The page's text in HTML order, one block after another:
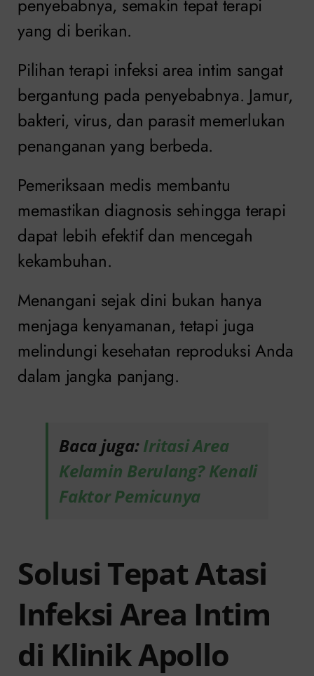
penyebabnya, semakin tepat terapi
yang di berikan.
Pilihan terapi infeksi area intim sangat
bergantung pada penyebabnya. Jamur,
bakteri, virus, dan parasit memerlukan
penanganan yang berbeda.
Pemeriksaan medis membantu
memastikan diagnosis sehingga terapi
dapat lebih efektif dan mencegah
kekambuhan.
Menangani sejak dini bukan hanya
menjaga kenyamanan, tetapi juga
melindungi kesehatan reproduksi Anda
dalam jangka panjang.
Baca juga:Iritasi Area
Kelamin Berulang? Kenali
Faktor Pemicunya
Solusi Tepat Atasi
Infeksi Area Intim
di Klinik Apollo